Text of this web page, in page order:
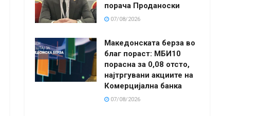
порача Проданоски
07/08/2026
Македонската берза во
благ пораст: МБИ10
порасна за 0,08 отсто,
најтргувани акциите на
Комерцијална банка
07/08/2026